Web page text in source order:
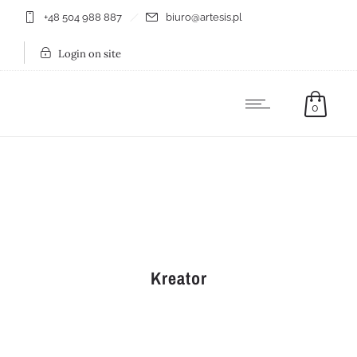
+48 504 988 887 biuro@artesis.pl
Login on site
0
Kreator